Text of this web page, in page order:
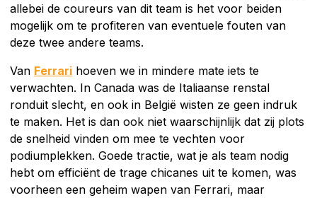
allebei de coureurs van dit team is het voor beiden
mogelijk om te profiteren van eventuele fouten van
deze twee andere teams.
Van Ferrari hoeven we in mindere mate iets te
verwachten. In Canada was de Italiaanse renstal
ronduit slecht, en ook in België wisten ze geen indruk
te maken. Het is dan ook niet waarschijnlijk dat zij plots
de snelheid vinden om mee te vechten voor
podiumplekken. Goede tractie, wat je als team nodig
hebt om efficiënt de trage chicanes uit te komen, was
voorheen een geheim wapen van Ferrari, maar